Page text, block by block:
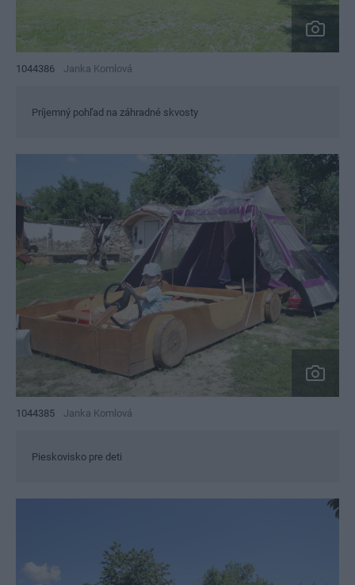
1044386 Janka Komlová
Príjemný pohľad na záhradné skvosty
1044385 Janka Komlová
Pieskovisko pre deti